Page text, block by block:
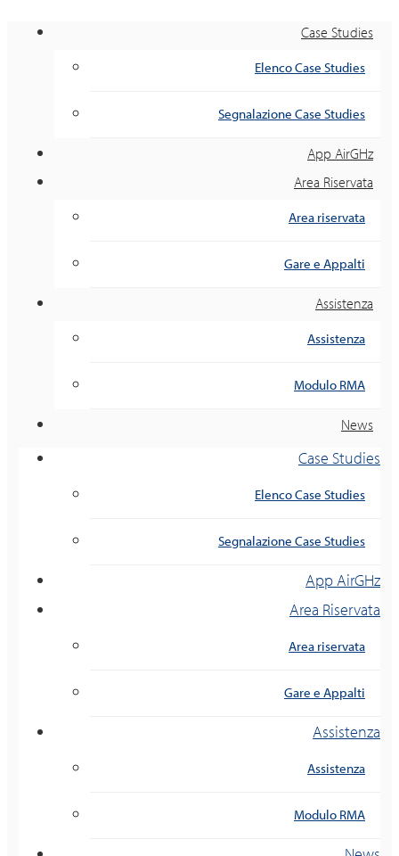
Case Studies
Elenco Case Studies
Segnalazione Case Studies
App AirGHz
Area Riservata
Area riservata
Gare e Appalti
Assistenza
Assistenza
Modulo RMA
News
Case Studies
Elenco Case Studies
Segnalazione Case Studies
App AirGHz
Area Riservata
Area riservata
Gare e Appalti
Assistenza
Assistenza
Modulo RMA